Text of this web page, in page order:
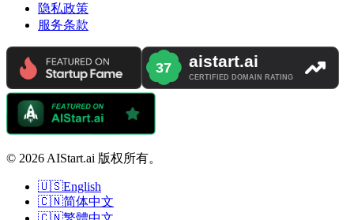
隐私政策
服务条款
© 2026 AIStart.ai 版权所有。
🇺🇸English
🇨🇳简体中文